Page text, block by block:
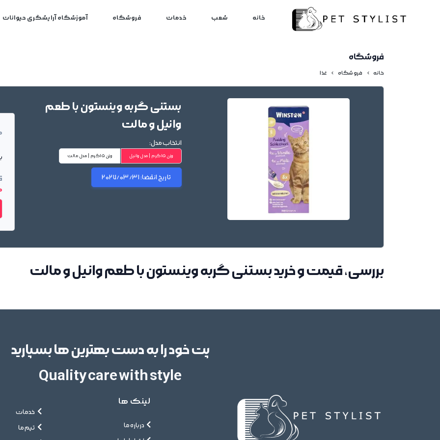
خانه شعب خدمات فروشگاه آموزشگاه آرایشگری حیوانات
فروشگاه
خانه فروشگاه غذا
بستنی گربه وینستون با طعم
وانیل و مالت
انتخاب مدل:
وزن 15گرم | مدل وانیل وزن 15گرم | مدل مالت
تاریخ انقضا:2027/03/31
بررسی، قیمت و خرید بستنی گربه وینستون با طعم وانیل و مالت
پت خود را به دست بهترین ها بسپارید
Quality care with style
لینک ها
درباره ما
خدمات
تیم ما